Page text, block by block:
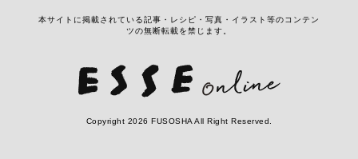
本サイトに掲載されている記事・レシピ・写真・イラスト等のコンテン
ツの無断転載を禁じます。
Copyright 2026 FUSOSHA All Right Reserved.